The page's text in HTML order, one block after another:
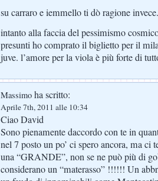
su carraro e iemmello ti dò ragione invece.
intanto alla faccia del pessimismo
presunti ho comprato il biglietto per il
juve. l’amore per la viola è più forte di
Massimo ha scritto:
Aprile 7th, 2011 alle 10:34
Ciao David
Sono pienamente daccordo con te in
nel 7 posto un po’ ci spero ancora, ma ci
una “GRANDE”, non se ne può più di
considerano un “materasso” !!!!!! Un